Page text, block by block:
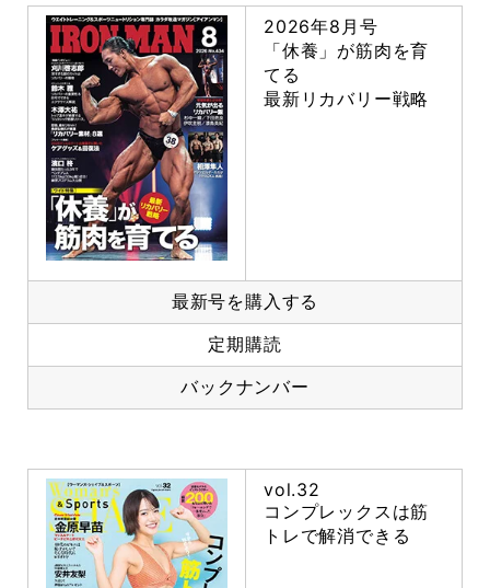
2026年8月号
「休養」が筋肉を育
てる
最新リカバリー戦略
最新号を購入する
定期購読
バックナンバー
vol.32
コンプレックスは筋
トレで解消できる